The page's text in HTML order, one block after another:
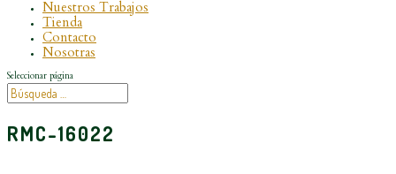
Nuestros Trabajos
Tienda
Contacto
Nosotras
Seleccionar página
RMC-16022